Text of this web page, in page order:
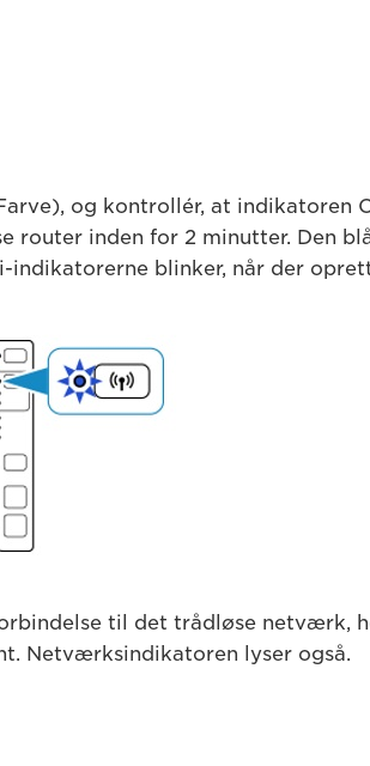
og kontrollér, at indikatoren
router inden for 2 minutter. Den
indikatorerne blinker, når der
til det trådløse netværk,
Netværksindikatoren lyser også.